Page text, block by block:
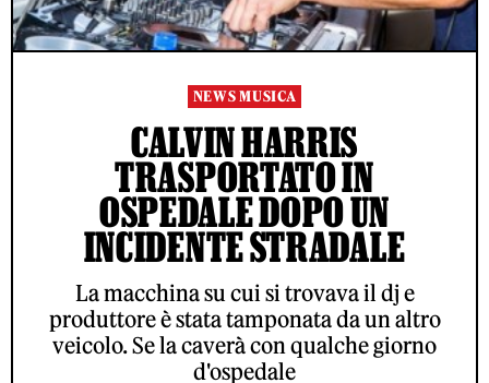
NEWS MUSICA
CALVIN HARRIS
TRASPORTATO IN
OSPEDALE DOPO UN
INCIDENTE STRADALE
La macchina su cui si trovava il dj e
produttore è stata tamponata da un altro
veicolo. Se la caverà con qualche giorno
d'ospedale